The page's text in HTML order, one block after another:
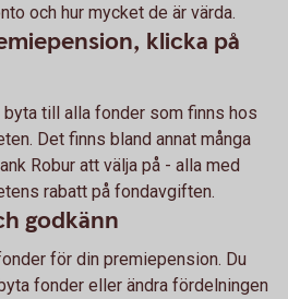
och hur mycket de är värda.
klicka på
till alla fonder som finns hos
Det finns bland annat många
Robur att välja på - alla med
rabatt på fondavgiften.
godkänn
för din premiepension. Du
fonder eller ändra fördelningen